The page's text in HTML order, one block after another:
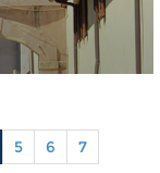
5 6
7